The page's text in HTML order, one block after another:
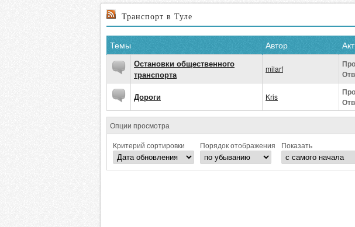
Транспорт в Туле
Темы Автор
Остановки общественного
транспорта
milarf
Дороги Kris
Опции просмотра
Критерий сортировки
Порядок отображения Показать